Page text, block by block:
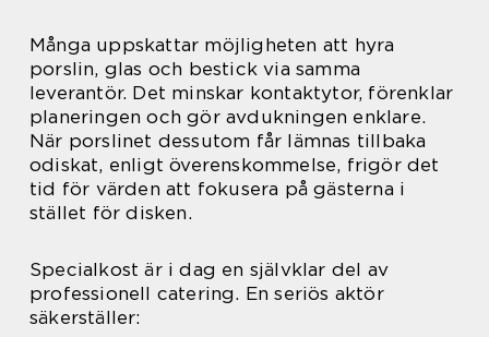
Många uppskattar möjligheten att hyra
porslin, glas och bestick via samma
leverantör. Det minskar kontaktytor, förenklar
planeringen och gör avdukningen enklare.
När porslinet dessutom får lämnas tillbaka
odiskat, enligt överenskommelse, frigör det
tid för värden att fokusera på gästerna i
stället för disken.
Specialkost är i dag en självklar del av
professionell catering. En seriös aktör
säkerställer: